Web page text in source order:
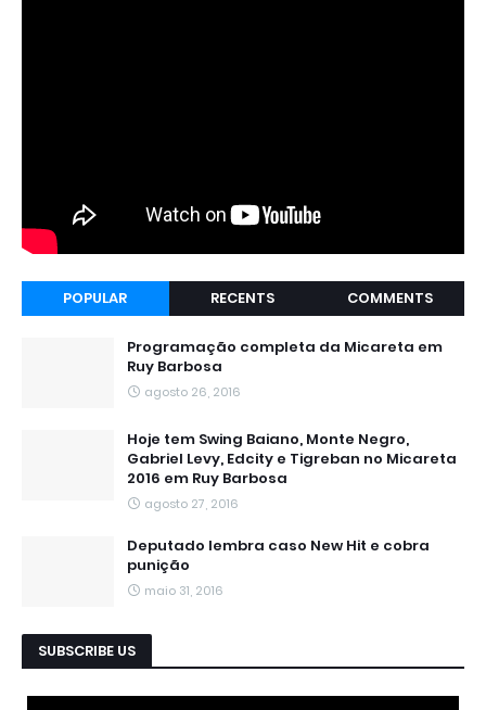
POPULAR RECENTS COMMENTS
Programação completa da Micareta em
Ruy Barbosa
agosto 26, 2016
Hoje tem Swing Baiano, Monte Negro,
Gabriel Levy, Edcity e Tigreban no Micareta
2016 em Ruy Barbosa
agosto 27, 2016
Deputado lembra caso New Hit e cobra
punição
maio 31, 2016
SUBSCRIBE US